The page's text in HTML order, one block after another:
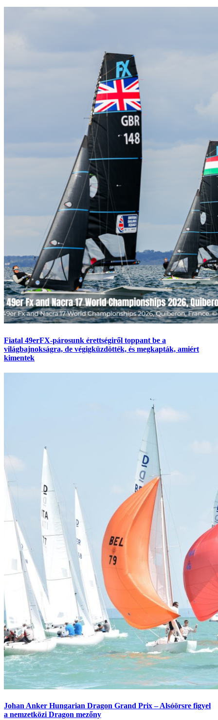
Fiatal 49erFX-párosunk érettségiről toppant be a
világbajnokságra, de végigküzdötték, és megkapták, amiért
kimentek
Johan Anker Hungarian Dragon Grand Prix – Alsóörsre figyel
a nemzetközi Dragon mezőny